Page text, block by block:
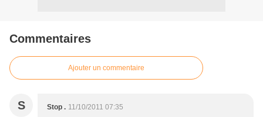
Commentaires
Ajouter un commentaire
S Stop . 11/10/2011 07:35